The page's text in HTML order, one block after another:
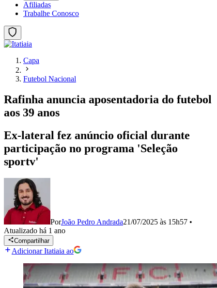
Afiliadas
Trabalhe Conosco
Capa
Futebol Nacional
Rafinha anuncia aposentadoria do futebol
aos 39 anos
Ex-lateral fez anúncio oficial durante
participação no programa 'Seleção
sportv'
PorJoão Pedro Andrada21/07/2025 às 15h57 •
Atualizado há 1 ano
Compartilhar
Adicionar Itatiaia ao